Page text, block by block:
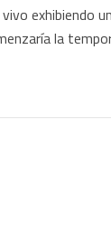
exhibiendo
la